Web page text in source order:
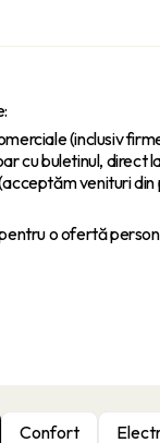
(inclusiv
cu buletinul, direct
venituri din
o ofertă
Confort